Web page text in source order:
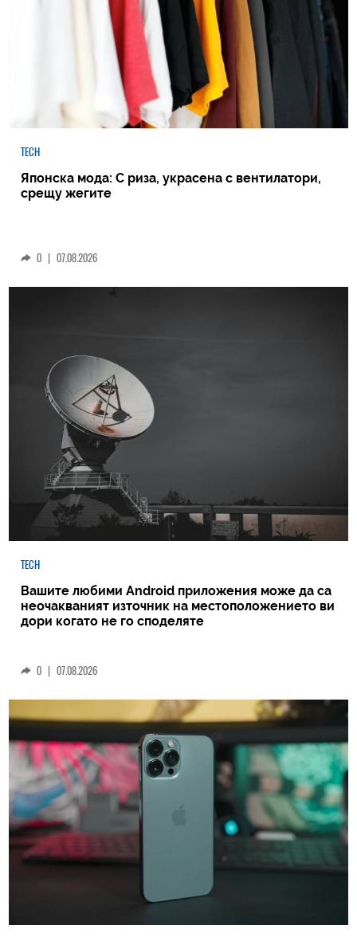
TECH
Японска мода: С риза, украсена с вентилатори,
срещу жегите
0 | 07.08.2026
TECH
Вашите любими Android приложения може да са
неочакваният източник на местоположението ви
дори когато не го споделяте
0 | 07.08.2026